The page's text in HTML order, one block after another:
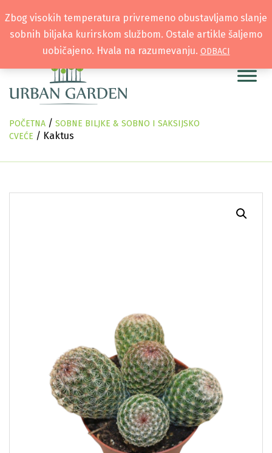
POČETNA / SOBNE BILJKE & SOBNO I SAKSIJSKO
CVEĆE / Kaktus
Zbog visokih temperatura privremeno obustavljamo slanje
sobnih biljaka kurirskom službom. Ostale artikle šaljemo
uobičajeno. Hvala na razumevanju. ODBACI